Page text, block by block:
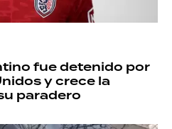
fue detenido por
y crece la
paradero